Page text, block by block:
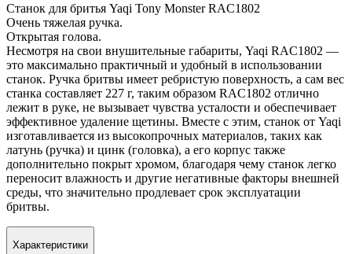
Станок для бритья Yaqi Tony Monster RAC1802
Очень тяжелая ручка.
Открытая голова.
Несмотря на свои внушительные габариты, Yaqi RAC1802 —
это максимально практичный и удобный в использовании
станок. Ручка бритвы имеет ребристую поверхность, а сам вес
станка составляет 227 г, таким образом RAC1802 отлично
лежит в руке, не вызывает чувства усталости и обеспечивает
эффективное удаление щетины. Вместе с этим, станок от Yaqi
изготавливается из высокопрочных материалов, таких как
латунь (ручка) и цинк (головка), а его корпус также
дополнительно покрыт хромом, благодаря чему станок легко
переносит влажность и другие негативные факторы внешней
среды, что значительно продлевает срок эксплуатации
бритвы.
Характеристики